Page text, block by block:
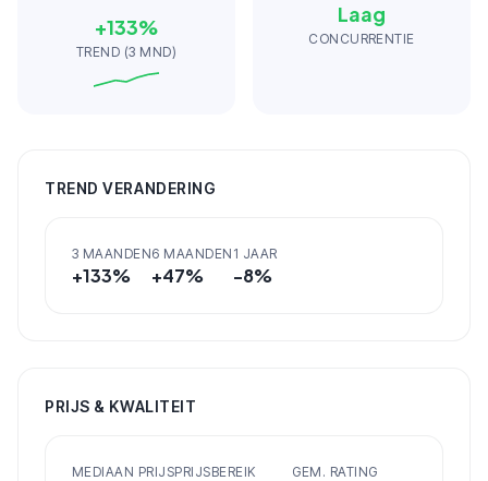
+133%
TREND (3 MND)
Laag
CONCURRENTIE
TREND VERANDERING
3 MAANDEN
+133%
6 MAANDEN
+47%
1 JAAR
-8%
PRIJS & KWALITEIT
MEDIAAN PRIJSPRIJSBEREIK GEM. RATING